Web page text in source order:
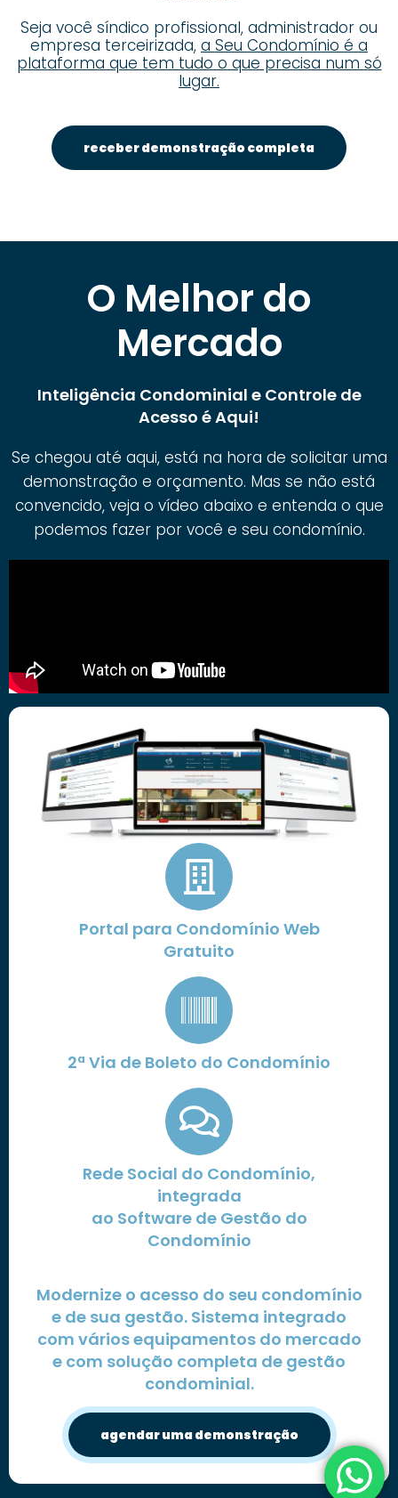
Seja você síndico profissional, administrador ou
empresa terceirizada, a Seu Condomínio é a
plataforma que tem tudo o que precisa num só
lugar.
receber demonstração completa
O Melhor do
Mercado
Inteligência Condominial e Controle de
Acesso é Aqui!
Se chegou até aqui, está na hora de solicitar uma
demonstração e orçamento. Mas se não está
convencido, veja o vídeo abaixo e entenda o que
podemos fazer por você e seu condomínio.
Portal para Condomínio Web
Gratuito
2ª Via de Boleto do Condomínio
Rede Social do Condomínio,
integrada
ao Software de Gestão do
Condomínio
Modernize o acesso do seu condomínio
e de sua gestão. Sistema integrado
com vários equipamentos do mercado
e com solução completa de gestão
condominial.
agendar uma demonstração